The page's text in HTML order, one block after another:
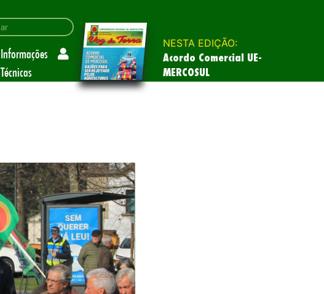
Informações
Técnicas
NESTA EDIÇÃO:
Acordo Comercial UE-
MERCOSUL